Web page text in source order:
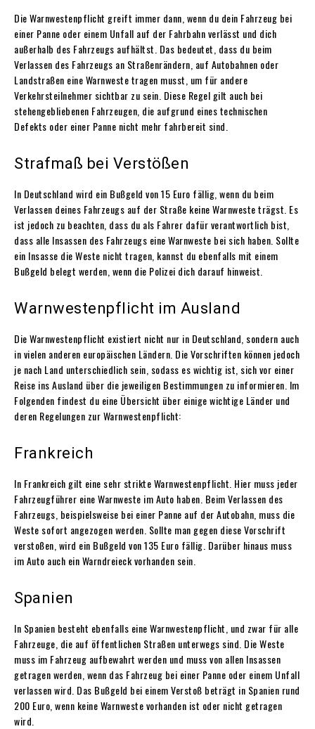
Die Warnwestenpflicht greift immer dann, wenn du dein Fahrzeug bei
einer Panne oder einem Unfall auf der Fahrbahn verlässt und dich
außerhalb des Fahrzeugs aufhältst. Das bedeutet, dass du beim
Verlassen des Fahrzeugs an Straßenrändern, auf Autobahnen oder
Landstraßen eine Warnweste tragen musst, um für andere
Verkehrsteilnehmer sichtbar zu sein. Diese Regel gilt auch bei
stehengebliebenen Fahrzeugen, die aufgrund eines technischen
Defekts oder einer Panne nicht mehr fahrbereit sind.
Strafmaß bei Verstößen
In Deutschland wird ein Bußgeld von 15 Euro fällig, wenn du beim
Verlassen deines Fahrzeugs auf der Straße keine Warnweste trägst. Es
ist jedoch zu beachten, dass du als Fahrer dafür verantwortlich bist,
dass alle Insassen des Fahrzeugs eine Warnweste bei sich haben. Sollte
ein Insasse die Weste nicht tragen, kannst du ebenfalls mit einem
Bußgeld belegt werden, wenn die Polizei dich darauf hinweist.
Warnwestenpflicht im Ausland
Die Warnwestenpflicht existiert nicht nur in Deutschland, sondern auch
in vielen anderen europäischen Ländern. Die Vorschriften können jedoch
je nach Land unterschiedlich sein, sodass es wichtig ist, sich vor einer
Reise ins Ausland über die jeweiligen Bestimmungen zu informieren. Im
Folgenden findest du eine Übersicht über einige wichtige Länder und
deren Regelungen zur Warnwestenpflicht:
Frankreich
In Frankreich gilt eine sehr strikte Warnwestenpflicht. Hier muss jeder
Fahrzeugführer eine Warnweste im Auto haben. Beim Verlassen des
Fahrzeugs, beispielsweise bei einer Panne auf der Autobahn, muss die
Weste sofort angezogen werden. Sollte man gegen diese Vorschrift
verstoßen, wird ein Bußgeld von 135 Euro fällig. Darüber hinaus muss
im Auto auch ein Warndreieck vorhanden sein.
Spanien
In Spanien besteht ebenfalls eine Warnwestenpflicht, und zwar für alle
Fahrzeuge, die auf öffentlichen Straßen unterwegs sind. Die Weste
muss im Fahrzeug aufbewahrt werden und muss von allen Insassen
getragen werden, wenn das Fahrzeug bei einer Panne oder einem Unfall
verlassen wird. Das Bußgeld bei einem Verstoß beträgt in Spanien rund
200 Euro, wenn keine Warnweste vorhanden ist oder nicht getragen
wird.